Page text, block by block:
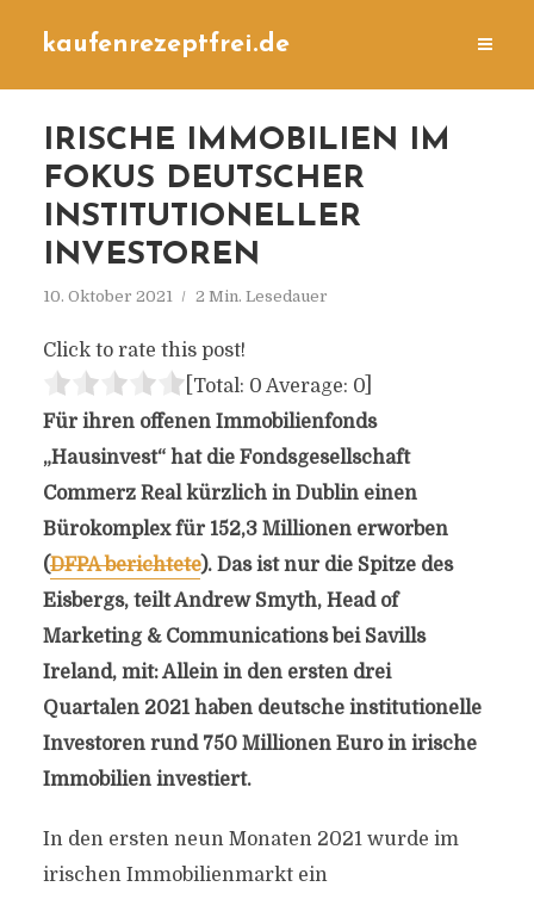
kaufenrezeptfrei.de
IRISCHE IMMOBILIEN IM
FOKUS DEUTSCHER
INSTITUTIONELLER
INVESTOREN
10. Oktober 2021 2 Min. Lesedauer
Click to rate this post!
[Total: 0 Average: 0]
Für ihren offenen Immobilienfonds
„Hausinvest“ hat die Fondsgesellschaft
Commerz Real kürzlich in Dublin einen
Bürokomplex für 152,3 Millionen erworben
(DFPA berichtete). Das ist nur die Spitze des
Eisbergs, teilt Andrew Smyth, Head of
Marketing & Communications bei Savills
Ireland, mit: Allein in den ersten drei
Quartalen 2021 haben deutsche institutionelle
Investoren rund 750 Millionen Euro in irische
Immobilien investiert.
In den ersten neun Monaten 2021 wurde im
irischen Immobilienmarkt ein